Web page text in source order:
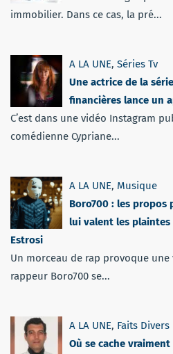
immobilier. Dans ce cas, la pré...
A LA UNE, Séries Tv
Une actrice de la
financières lance un
C’est dans une vidéo Instagram
comédienne Cypriane...
A LA UNE, Musique
Boro700 : les propos
lui valent les plaintes
Estrosi
Un morceau de rap provoque une
rappeur Boro700 se...
A LA UNE, Faits Divers
Où se cache